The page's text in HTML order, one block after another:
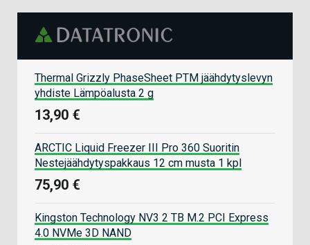
Thermal Grizzly PhaseSheet PTM jäähdytyslevyn
yhdiste Lämpöalusta 2 g
13,90 €
ARCTIC Liquid Freezer III Pro 360 Suoritin
Nestejäähdytyspakkaus 12 cm musta 1 kpl
75,90 €
Kingston Technology NV3 2 TB M.2 PCI Express
4.0 NVMe 3D NAND